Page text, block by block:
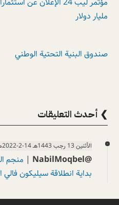
مليار دولار
صندوق البنية التحتية الوطني
❯ أحدث التعليقات
الأثنين 13 رجب 1443هـ 14-2-2022م
@NabilMoqbel
| منجم
بداية انطلاقة سيليكون